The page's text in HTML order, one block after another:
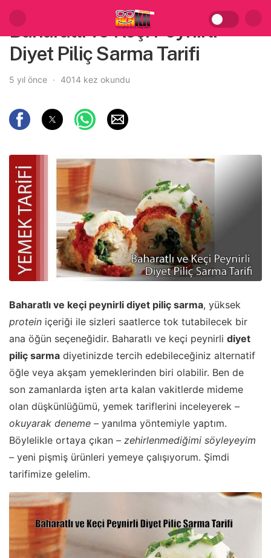
Baharatlı ve Keçi Peynirli
Diyet Piliç Sarma Tarifi
5 yıl önce 4014 kez okundu
Baharatlı ve keçi peynirli diyet piliç sarma, yüksek
protein içeriği ile sizleri saatlerce tok tutabilecek bir
ana öğün seçeneğidir. Baharatlı ve keçi peynirli diyet
piliç sarma diyetinizde tercih edebileceğiniz alternatif
öğle veya akşam yemeklerinden biri olabilir. Ben de
son zamanlarda işten arta kalan vakitlerde mideme
olan düşkünlüğümü, yemek tariflerini inceleyerek –
okuyarak deneme – yanılma yöntemiyle yaptım.
Böylelikle ortaya çıkan – zehirlenmediğimi söyleyeyim
– yeni pişmiş ürünleri yemeye çalışıyorum. Şimdi
tarifimize gelelim.